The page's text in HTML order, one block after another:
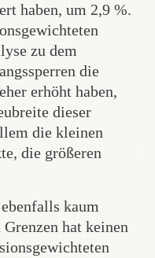
haben, um 2,9 %.
zu dem
die
erhöht haben,
dieser
die kleinen
die größeren
kaum
hat keinen